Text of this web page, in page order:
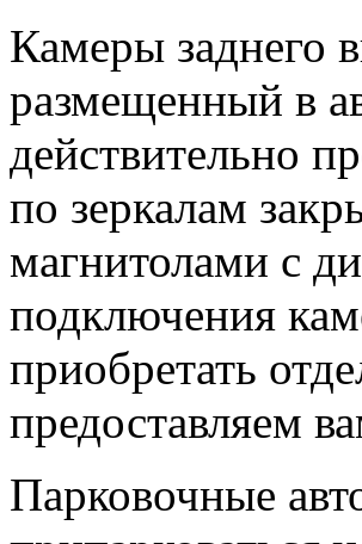
Камеры заднего
размещенный в
действительно
по зеркалам
магнитолами с
подключения
приобретать
предоставляем
Парковочные